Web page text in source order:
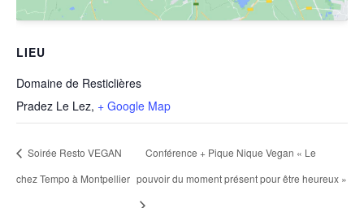
LIEU
Domaine de Resticlières
Pradez Le Lez, + Google Map
Soirée Resto VEGAN
chez Tempo à Montpellier
Conférence + Pique Nique Vegan « Le
pouvoir du moment présent pour être heureux »